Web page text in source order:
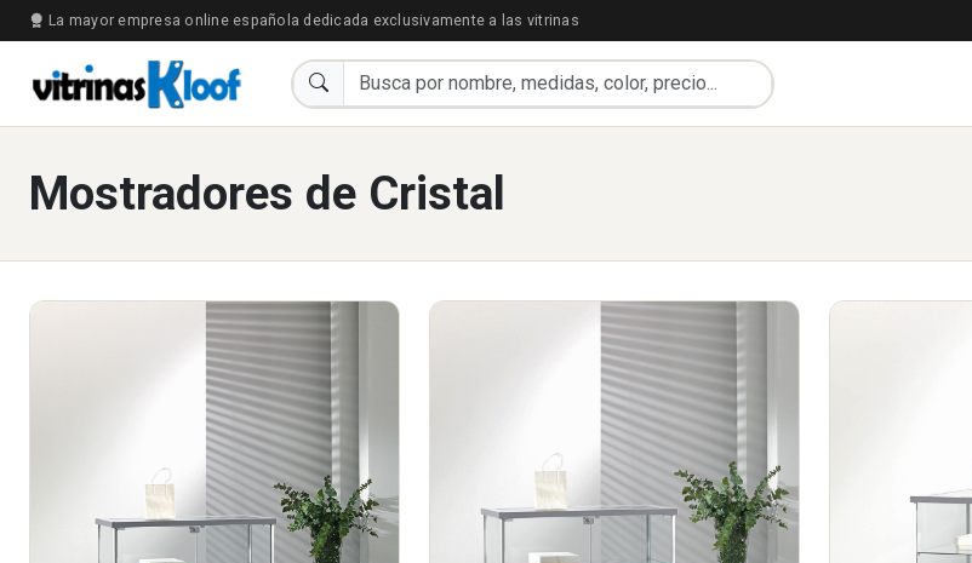
La mayor empresa online española dedicada exclusivamente a las vitrinas
Mostradores de Cristal